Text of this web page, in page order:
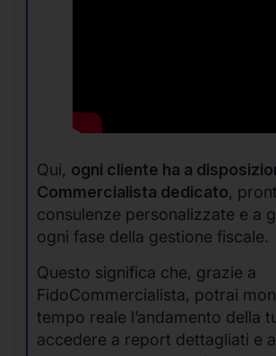
Qui, ogni cliente ha a
Commercialista dedicato,
consulenze personalizzate e a
ogni fase della gestione fiscale.
Questo significa che, grazie a
FidoCommercialista, potrai
tempo reale l’andamento della
accedere a report dettagliati e